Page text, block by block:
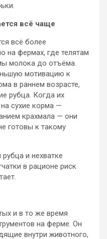
всё чаще
всё более
на фермах, где телятам
молока до отъёма.
мотивацию к
в раннем возрасте,
рубца. Когда их
сухие корма —
крахмала — они
готовы к такому
и нехватке
в рационе риск
и в то же время
на ферме. Он
внутри животного,